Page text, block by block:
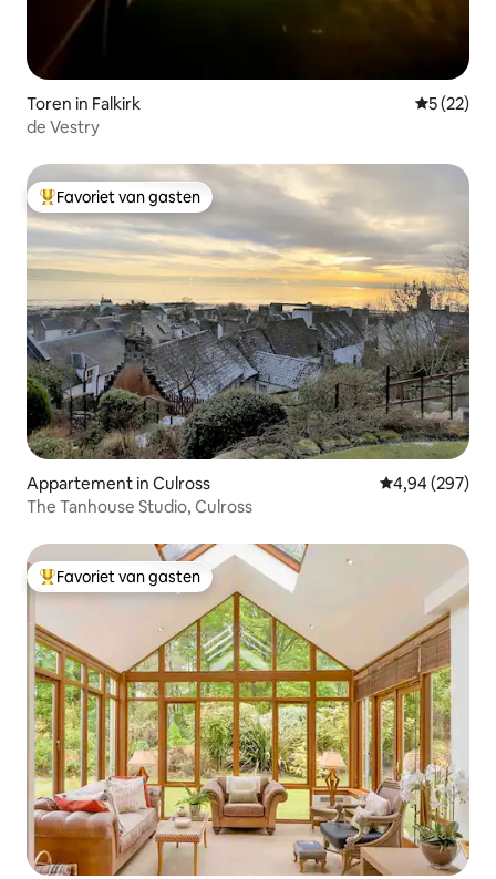
Toren in Falkirk
5 (22)
de Vestry
Topfavoriet van gasten
Favoriet van gasten
Appartement in Culross Gemiddelde
4,94 (297)
The Tanhouse Studio, Culross
Topfavoriet van gasten
Favoriet van gasten